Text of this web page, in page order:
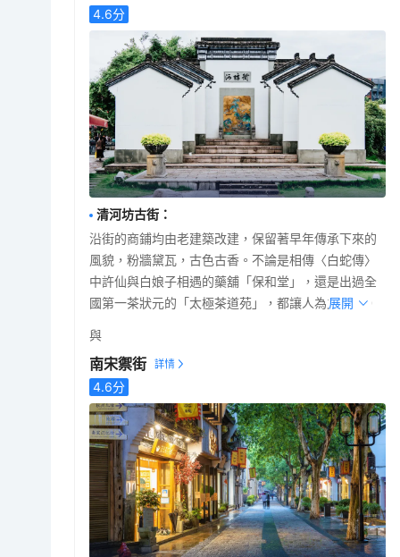
4.6分
清河坊古街 ：
沿街的商鋪均由老建築改建，保留著早年傳承下來的
風貌，粉牆黛瓦，古色古香。不論是相傳〈白蛇傳〉
中許仙與白娘子相遇的藥舖「保和堂」，還是出過全
國第一茶狀元的「太極茶道苑」，都讓人為之驚豔。
展開
與
南宋禦街
4.6分